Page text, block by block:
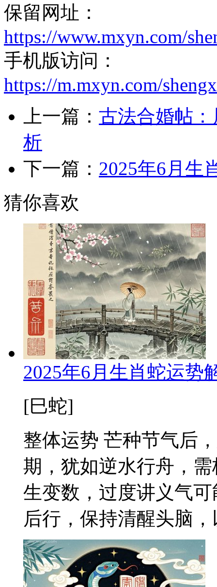
保留网址：
https://www.mxyn.com/
手机版访问：
https://m.mxyn.com/
上一篇： 古法合婚帖
析
下一篇： 2025年6月生
猜你喜欢
2025年6月生肖蛇运势
[巳蛇]
整体运势 芒种节气后
期，犹如逆水行舟，
生变数，过度讲义气
后行，保持清醒头脑